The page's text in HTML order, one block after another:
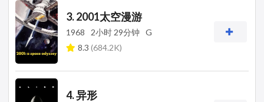
3. 2001太空漫游
1968 2小时 29分钟
G
8.3 (684.2K)
4. 异形